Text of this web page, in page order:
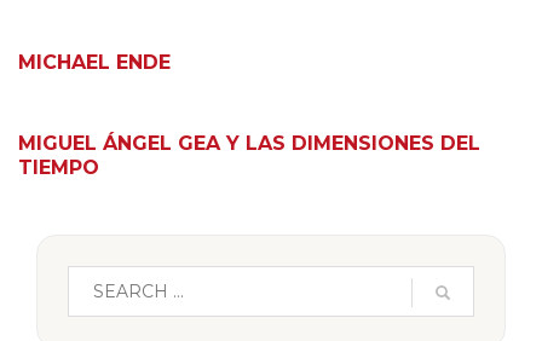
MICHAEL ENDE
MIGUEL ÁNGEL GEA Y LAS DIMENSIONES DEL
TIEMPO